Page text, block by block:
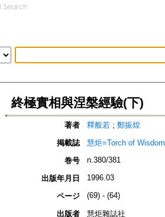
終極實相與涅槃經驗(下)
著者 釋般若 ; 鄭振煌
掲載誌
慧炬=Torch of
巻号
n.380/381
出版年月日 1996.03
ページ (69) - (64)
出版者
慧炬雜誌社